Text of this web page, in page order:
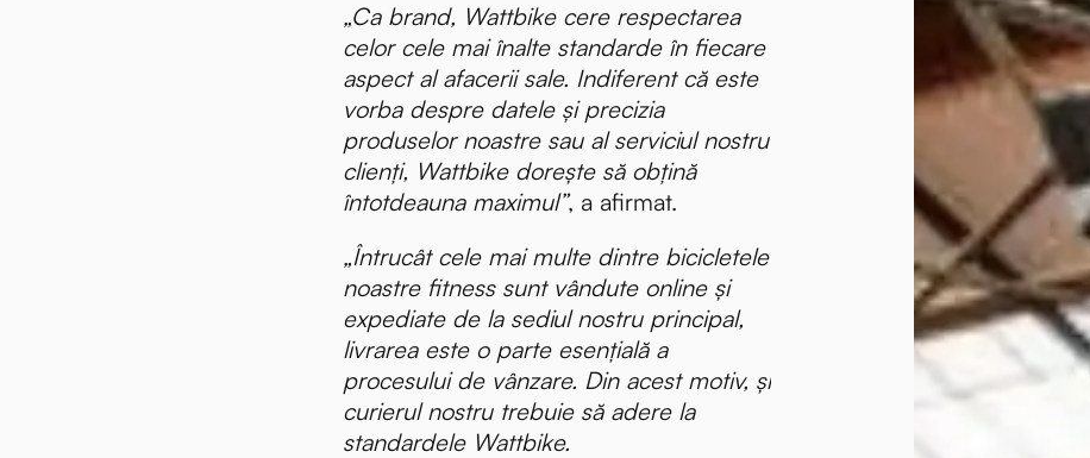
„Ca brand, Wattbike cere respectarea
celor cele mai înalte standarde în fiecare
aspect al afacerii sale. Indiferent că este
vorba despre datele și precizia
produselor noastre sau al serviciul nostru
clienți, Wattbike dorește să obțină
întotdeauna maximul”, a afirmat.
„Întrucât cele mai multe dintre bicicletele
noastre fitness sunt vândute online și
expediate de la sediul nostru principal,
livrarea este o parte esențială a
procesului de vânzare. Din acest motiv, și
curierul nostru trebuie să adere la
standardele Wattbike.